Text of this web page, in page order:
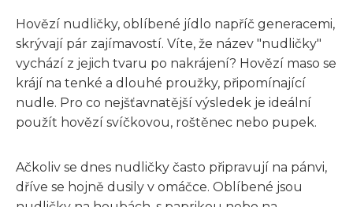
Hovězí nudličky, oblíbené jídlo napříč generacemi,
skrývají pár zajímavostí. Víte, že název "nudličky"
vychází z jejich tvaru po nakrájení? Hovězí maso se
krájí na tenké a dlouhé proužky, připomínající
nudle. Pro co nejšťavnatější výsledek je ideální
použít hovězí svíčkovou, roštěnec nebo pupek.
Ačkoliv se dnes nudličky často připravují na pánvi,
dříve se hojně dusily v omáčce. Oblíbené jsou